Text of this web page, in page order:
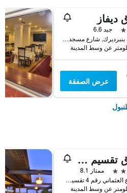
ديفاز
جيد 6.6
منطقة بنبرديرك, شارع مسجد كاتب سنان رقم 31, اسطنبول, تركيا
عرض الصفقة
فندق تقسيم متروبارك
ممتاز 8.1
الشارع العثماني رقم 4 تقسيم, اسطنبول, تركيا